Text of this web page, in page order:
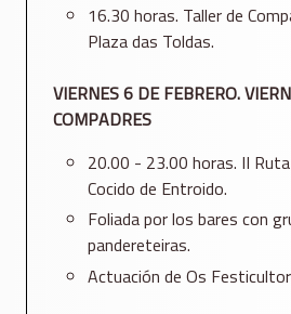
16.30 horas. Taller de
Plaza das Toldas.
VIERNES 6 DE FEBRERO.
COMPADRES
20.00 - 23.00 horas. II
Cocido de Entroido.
Foliada por los bares con
pandereteiras.
Actuación de Os